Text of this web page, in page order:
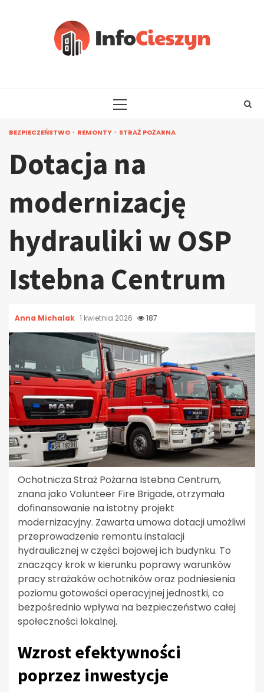
PRIMARY
BEZPIECZEŃSTWO REMONTY STRAŻ POŻARNA
Dotacja na
modernizację
hydrauliki w OSP
Istebna Centrum
Anna Michalak 1 kwietnia 2026 187
Ochotnicza Straż Pożarna Istebna Centrum,
znana jako Volunteer Fire Brigade, otrzymała
dofinansowanie na istotny projekt
modernizacyjny. Zawarta umowa dotacji umożliwi
przeprowadzenie remontu instalacji
hydraulicznej w części bojowej ich budynku. To
znaczący krok w kierunku poprawy warunków
pracy strażaków ochotników oraz podniesienia
poziomu gotowości operacyjnej jednostki, co
bezpośrednio wpływa na bezpieczeństwo całej
społeczności lokalnej.
Wzrost efektywności
poprzez inwestycje